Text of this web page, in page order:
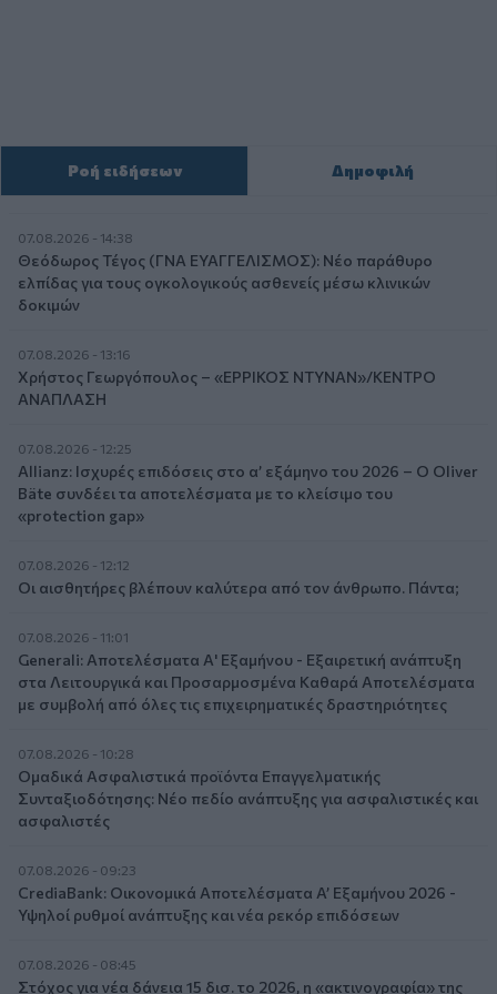
Ροή ειδήσεων Δημοφιλή
07.08.2026 - 14:38
Θεόδωρος Τέγος (ΓΝΑ ΕΥΑΓΓΕΛΙΣΜΟΣ): Νέο παράθυρο
ελπίδας για τους ογκολογικούς ασθενείς μέσω κλινικών
δοκιμών
07.08.2026 - 13:16
Χρήστος Γεωργόπουλος – «ΕΡΡΙΚΟΣ ΝΤΥΝΑΝ»/ΚΕΝΤΡΟ
ΑΝΑΠΛΑΣΗ
07.08.2026 - 12:25
Allianz: Ισχυρές επιδόσεις στο α’ εξάμηνο του 2026 – Ο Oliver
Bäte συνδέει τα αποτελέσματα με το κλείσιμο του
«protection gap»
07.08.2026 - 12:12
Οι αισθητήρες βλέπουν καλύτερα από τον άνθρωπο. Πάντα;
07.08.2026 - 11:01
Generali: Αποτελέσματα Α' Εξαμήνου - Εξαιρετική ανάπτυξη
στα Λειτουργικά και Προσαρμοσμένα Καθαρά Αποτελέσματα
με συμβολή από όλες τις επιχειρηματικές δραστηριότητες
07.08.2026 - 10:28
Ομαδικά Ασφαλιστικά προϊόντα Επαγγελματικής
Συνταξιοδότησης: Νέο πεδίο ανάπτυξης για ασφαλιστικές και
ασφαλιστές
07.08.2026 - 09:23
CrediaBank: Οικονομικά Αποτελέσματα A’ Εξαμήνου 2026 -
Υψηλοί ρυθμοί ανάπτυξης και νέα ρεκόρ επιδόσεων
07.08.2026 - 08:45
Στόχος για νέα δάνεια 15 δισ. το 2026, η «ακτινογραφία» της